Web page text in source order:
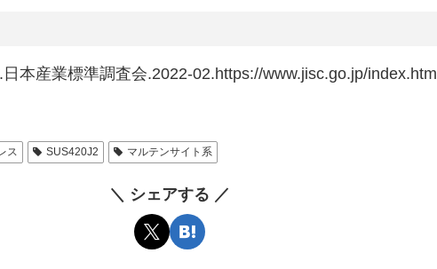
本産業標準調査会.2022-02.https://www.jisc.go.jp/index.html
ス SUS420J2 マルテンサイト系
＼ シェアする ／